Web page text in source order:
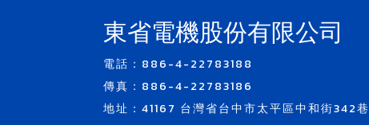
東省電機股份有限公司
電話：886-4-22783188
傳真：886-4-22783186
地址：41167 台灣省台中市太平區中和街342